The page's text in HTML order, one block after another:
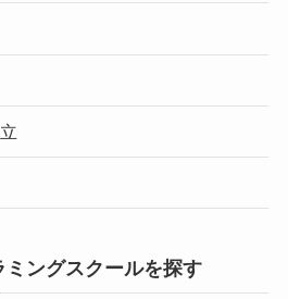
ングスクールを探す